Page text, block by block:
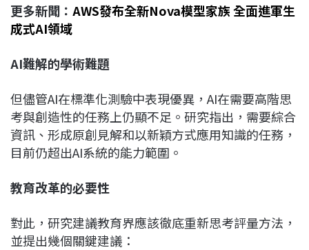
更多新聞： AWS發布全新Nova模型家族 全面進軍生
成式AI領域
AI難解的學術難題
但儘管AI在標準化測驗中表現優異，AI在需要高階思
考與創造性的任務上仍顯不足。研究指出，需要綜合
資訊、形成原創見解和以新穎方式應用知識的任務，
目前仍超出AI系統的能力範圍。
教育改革的必要性
對此，研究建議教育界應該徹底重新思考評量方法，
並提出幾個關鍵建議：